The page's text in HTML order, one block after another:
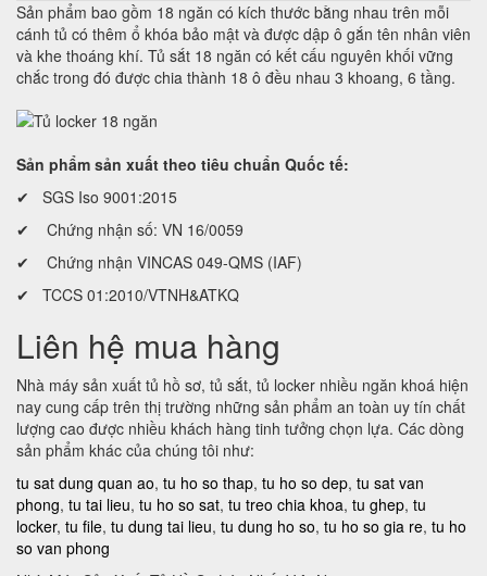
Sản phẩm bao gồm 18 ngăn có kích thước bằng nhau trên mỗi
cánh tủ có thêm ổ khóa bảo mật và được dập ô gắn tên nhân viên
và khe thoáng khí. Tủ sắt 18 ngăn có kết cấu nguyên khối vững
chắc trong đó được chia thành 18 ô đều nhau 3 khoang, 6 tầng.
Sản phẩm sản xuất theo tiêu chuẩn Quốc tế:
✔ SGS Iso 9001:2015
✔ Chứng nhận số: VN 16/0059
✔ Chứng nhận VINCAS 049-QMS (IAF)
✔ TCCS 01:2010/VTNH&ATKQ
Liên hệ mua hàng
Nhà máy sản xuất tủ hồ sơ, tủ sắt, tủ locker nhiều ngăn khoá hiện
nay cung cấp trên thị trường những sản phẩm an toàn uy tín chất
lượng cao được nhiều khách hàng tinh tưởng chọn lựa. Các dòng
sản phẩm khác của chúng tôi như:
tu sat dung quan ao, tu ho so thap, tu ho so dep, tu sat van
phong, tu tai lieu, tu ho so sat, tu treo chia khoa, tu ghep, tu
locker, tu file, tu dung tai lieu, tu dung ho so, tu ho so gia re, tu ho
so van phong